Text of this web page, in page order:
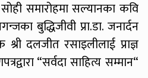
समारोहमा सल्यानका कवि
बुद्धिजीवी प्रा.डा. जनार्दन
दलजीत रसाइलीलाई प्राज्ञ
“सर्वदा साहित्य सम्मान“